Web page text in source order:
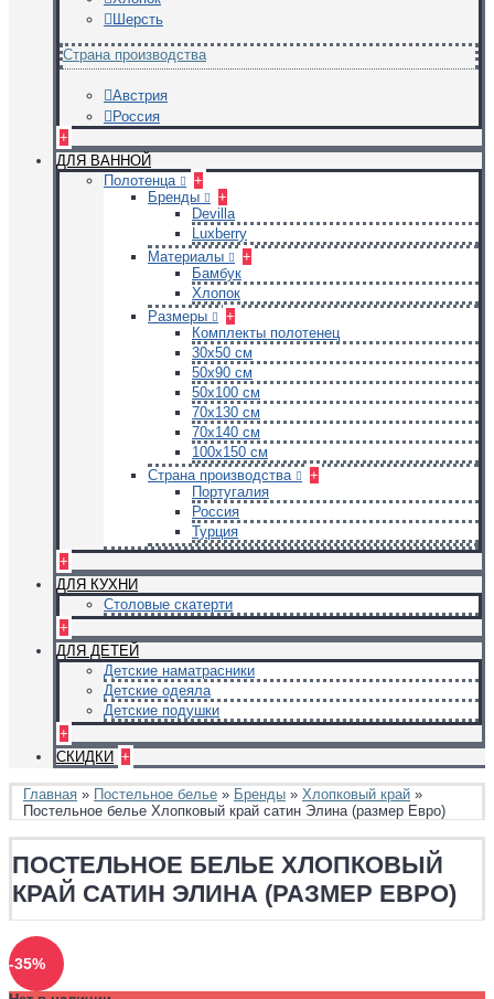
Шерсть
Страна производства
Австрия
Россия
+
ДЛЯ ВАННОЙ
Полотенца
+
Бренды
+
Devilla
Luxberry
Материалы
+
Бамбук
Хлопок
Размеры
+
Комплекты полотенец
30х50 см
50х90 см
50х100 см
70х130 см
70х140 см
100х150 см
Страна производства
+
Португалия
Россия
Турция
+
ДЛЯ КУХНИ
Столовые скатерти
+
ДЛЯ ДЕТЕЙ
Детские наматрасники
Детские одеяла
Детские подушки
+
СКИДКИ +
Главная » Постельное белье » Бренды » Хлопковый край »
Постельное белье Хлопковый край сатин Элина (размер Евро)
ПОСТЕЛЬНОЕ БЕЛЬЕ ХЛОПКОВЫЙ
КРАЙ САТИН ЭЛИНА (РАЗМЕР ЕВРО)
-35%